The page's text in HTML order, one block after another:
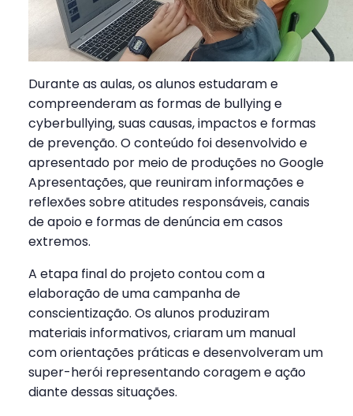
Durante as aulas, os alunos estudaram e
compreenderam as formas de bullying e
cyberbullying, suas causas, impactos e formas
de prevenção. O conteúdo foi desenvolvido e
apresentado por meio de produções no Google
Apresentações, que reuniram informações e
reflexões sobre atitudes responsáveis, canais
de apoio e formas de denúncia em casos
extremos.
A etapa final do projeto contou com a
elaboração de uma campanha de
conscientização. Os alunos produziram
materiais informativos, criaram um manual
com orientações práticas e desenvolveram um
super-herói representando coragem e ação
diante dessas situações.